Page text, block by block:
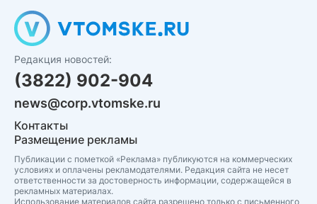
Редакция новостей:
(3822) 902-904
news@corp.vtomske.ru
Контакты
Размещение рекламы
Публикации с пометкой «Реклама» публикуются на коммерческих
условиях и оплачены рекламодателями. Редакция сайта не несет
ответственности за достоверность информации, содержащейся в
рекламных материалах.
Использование материалов сайта разрешено только с письменного